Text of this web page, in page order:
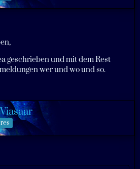
geschrieben und mit dem Rest
wer und wo und so.